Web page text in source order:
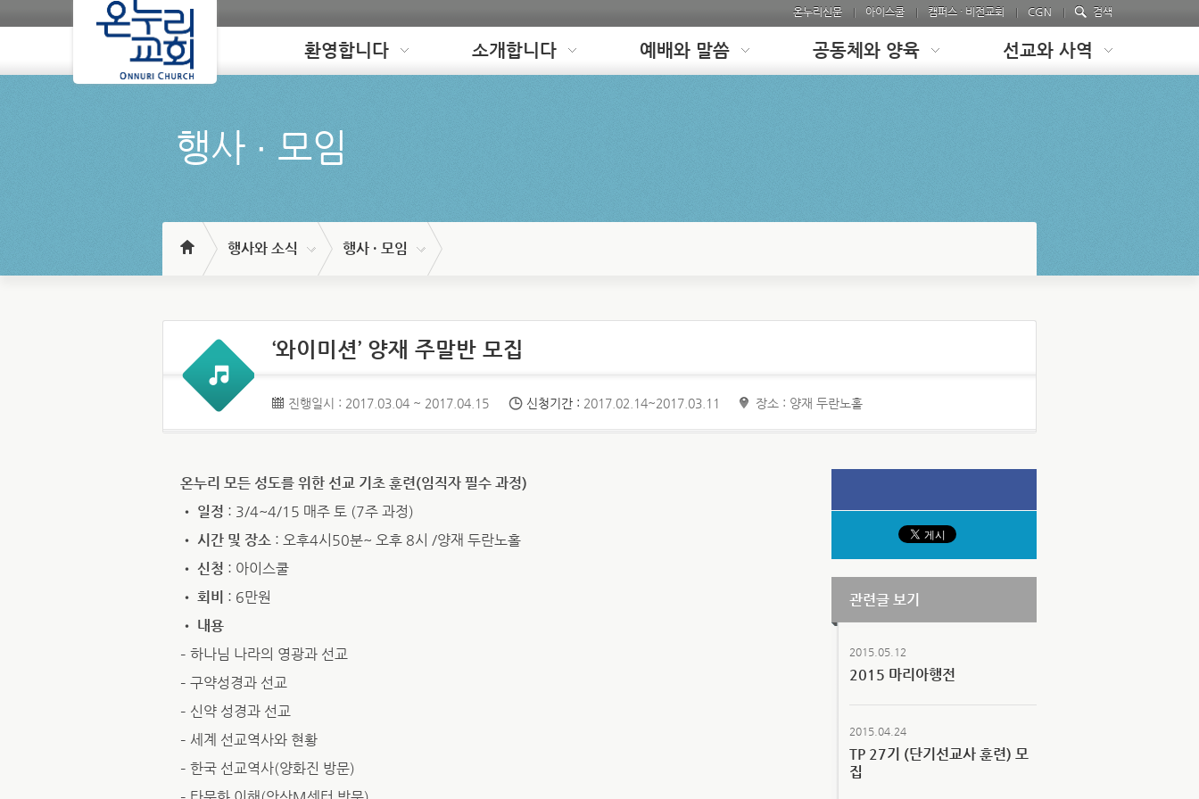
온누리신문 아이스쿨 캠퍼스 · 비전교회 CGN 검색
Loading 환영합니다 소개합니다 예배와 말씀 공동체와 양육 선교와 사역
행사 ∙ 모임
행사와 소식 행사 · 모임
‘와이미션’ 양재 주말반 모집
진행일시 : 2017.03.04 ~ 2017.04.15 신청기간 : 2017.02.14~2017.03.11 장소 : 양재 두란노홀
온누리 모든 성도를 위한 선교 기초 훈련(임직자 필수 과정)
• 일정 : 3/4~4/15 매주 토 (7주 과정)
• 시간 및 장소 : 오후4시50분~ 오후 8시 /양재 두란노홀
• 신청 : 아이스쿨
• 회비 : 6만원
• 내용
– 하나님 나라의 영광과 선교
– 구약성경과 선교
– 신약 성경과 선교
– 세계 선교역사와 현황
– 한국 선교역사(양화진 방문)
관련글 보기
2015.05.12
2015 마리아행전
2015.04.24
TP 27기 (단기선교사 훈련) 모
집